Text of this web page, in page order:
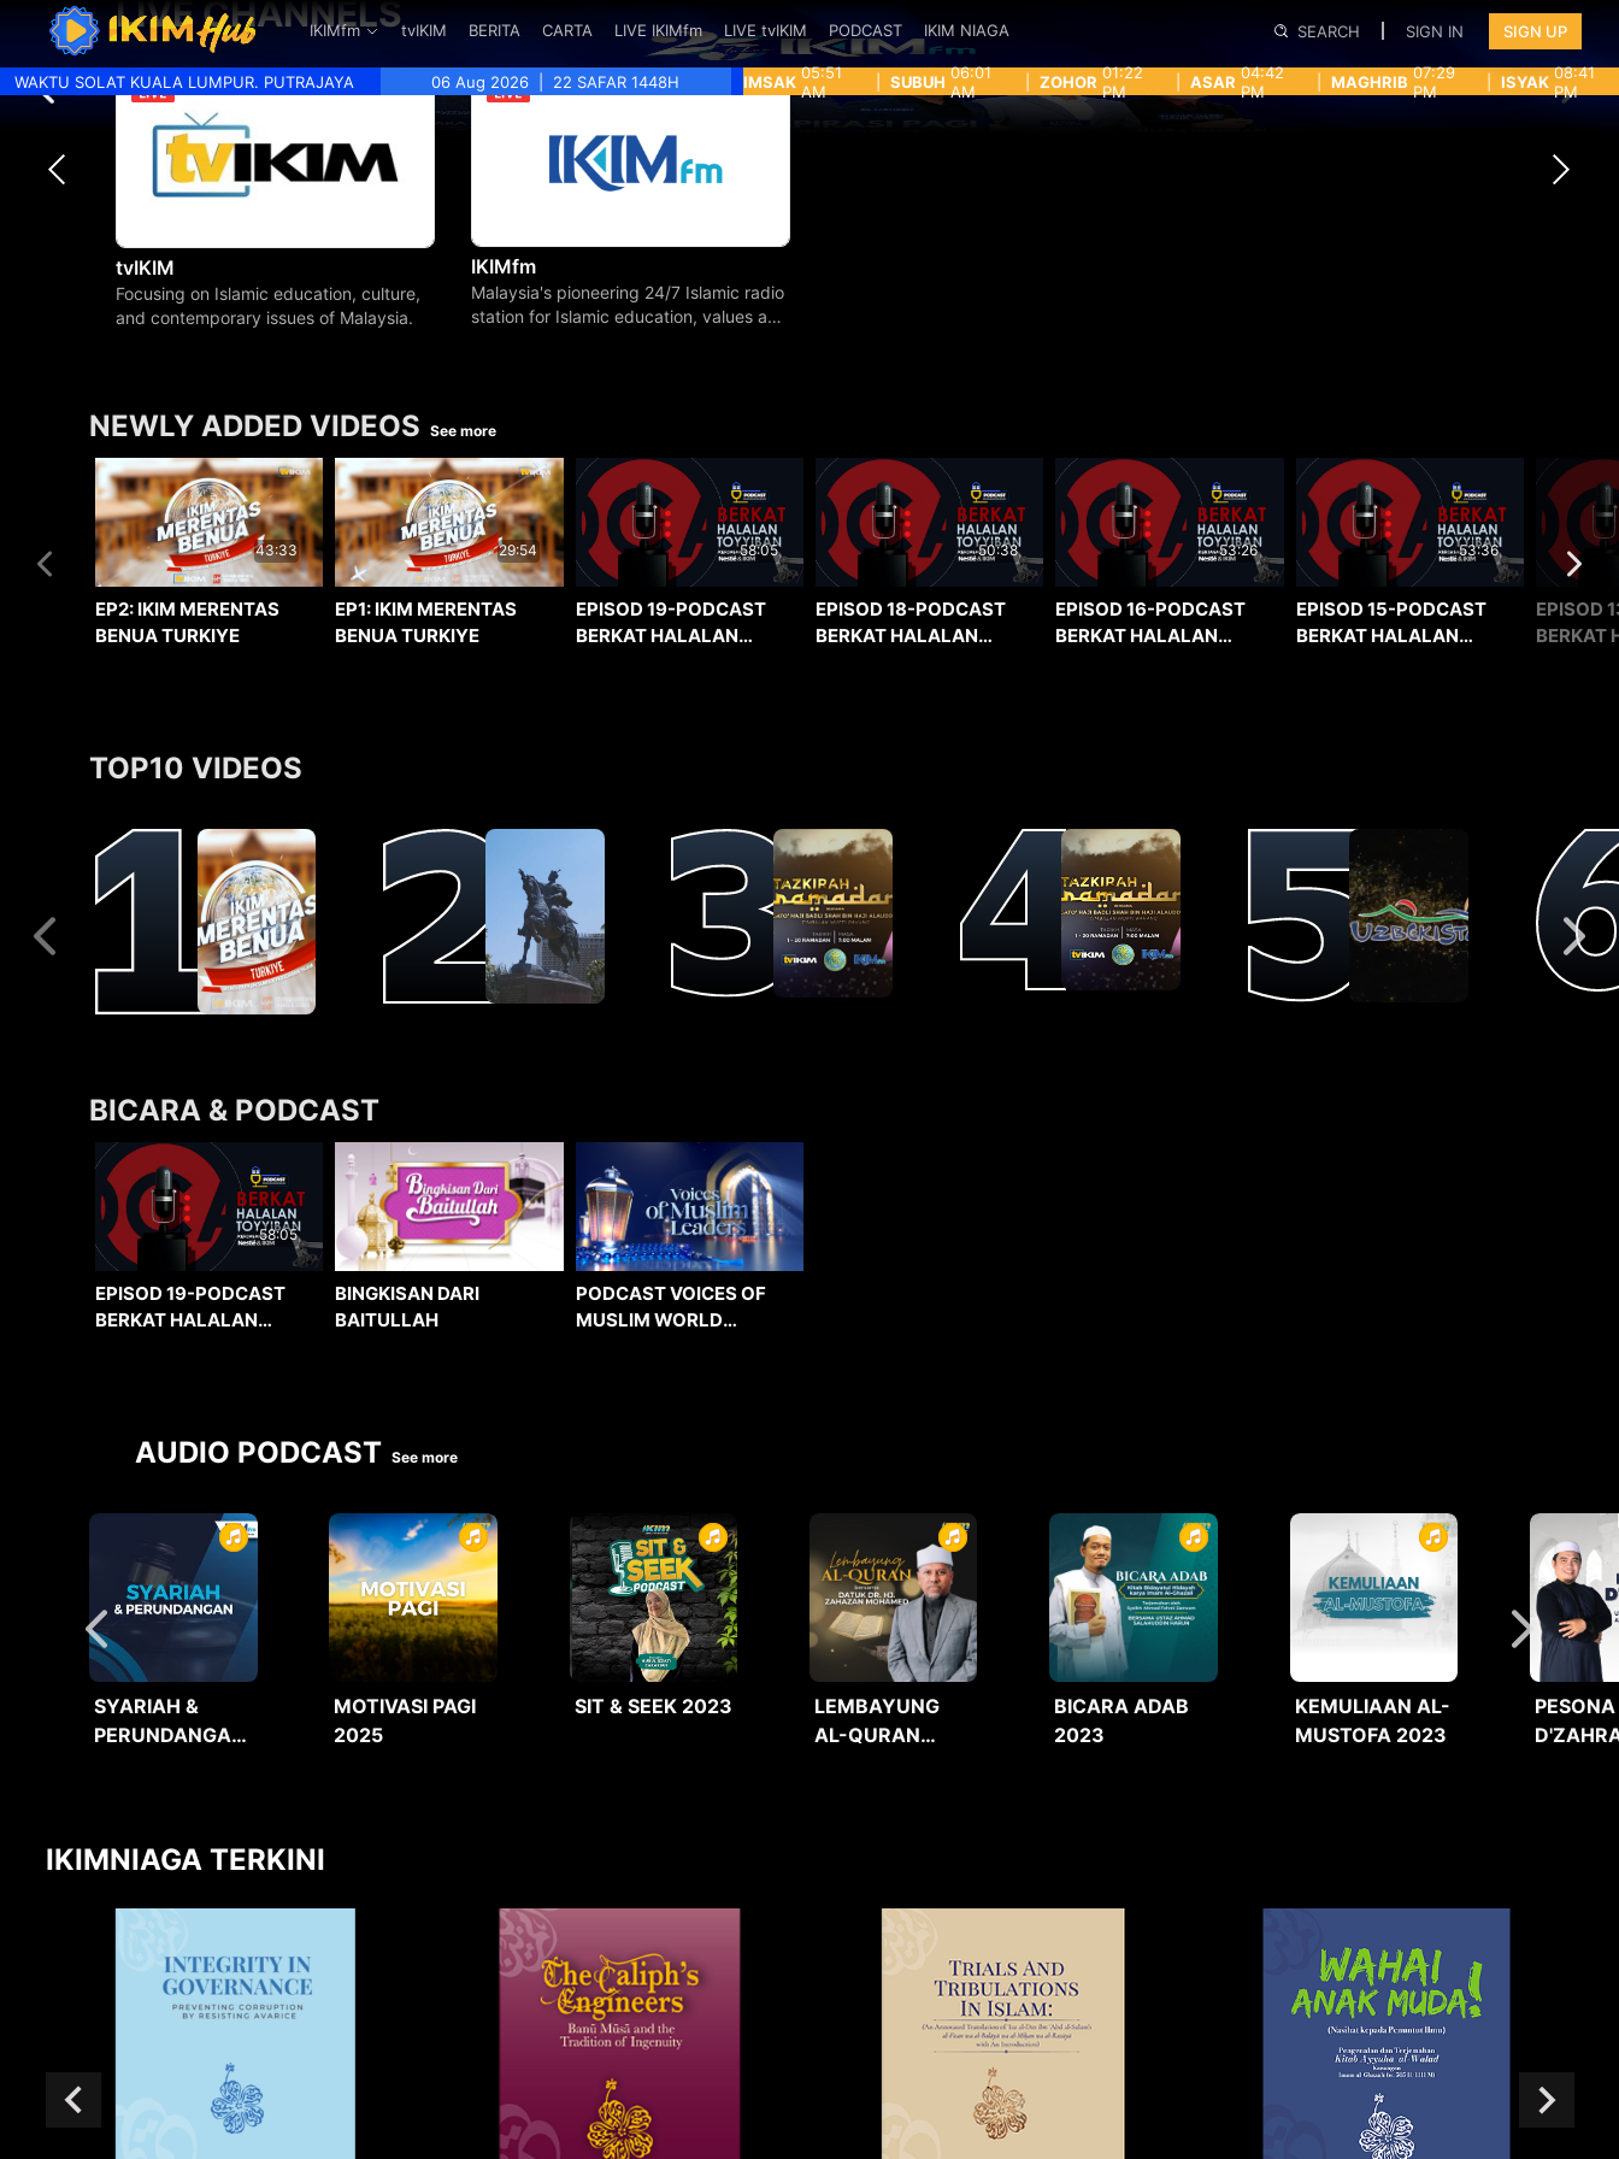
IKIMfm tvIKIM BERITA CARTA LIVE IKIMfm LIVE tvIKIM PODCAST IKIM NIAGA SEARCH SIGN IN SIGN UP
WAKTU SOLAT KUALA LUMPUR. PUTRAJAYA 06 Aug 2026 22 SAFAR 1448H IMSAK 05:51
AM
SUBUH 06:01
AM
ZOHOR 01:22
PM
ASAR 04:42
PM
MAGHRIB 07:29
PM
ISYAK 08:41
PM
LIVE CHANNELS
tvIKIM
Focusing on Islamic education, culture,
and contemporary issues of Malaysia.
IKIMfm
Malaysia's pioneering 24/7 Islamic radio
station for Islamic education, values and
NEWLY ADDED VIDEOS See more
43:33
EP2: IKIM MERENTAS
BENUA TURKIYE
29:54
EP1: IKIM MERENTAS
BENUA TURKIYE
58:05
EPISOD 19-PODCAST
BERKAT HALALAN
50:38
EPISOD 18-PODCAST
BERKAT HALALAN
53:26
EPISOD 16-PODCAST
BERKAT HALALAN
53:36
EPISOD 15-PODCAST
BERKAT HALALAN
EPISOD
BERKAT
TOP10 VIDEOS
BICARA & PODCAST
58:05
EPISOD 19-PODCAST
BERKAT HALALAN
BINGKISAN DARI
BAITULLAH
PODCAST VOICES OF
MUSLIM WORLD
AUDIO PODCAST See more
SYARIAH &
PERUNDANGAN
MOTIVASI PAGI
2025
SIT & SEEK 2023
LEMBAYUNG
AL-QURAN
BICARA ADAB
2023
KEMULIAAN AL-
MUSTOFA 2023
PESONA
IKIMNIAGA TERKINI